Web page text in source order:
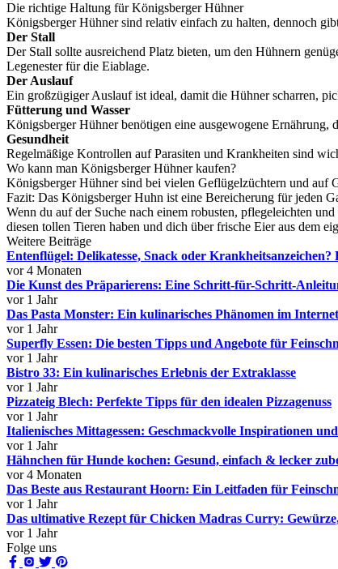
Die richtige Haltung für Königsberger Hühner
Königsberger Hühner sind relativ einfach zu halten, dennoch
Der Stall
Der Stall sollte ausreichend Platz bieten, um den Hühnern
Legenester für die Eiablage.
Der Auslauf
Ein großzügiger Auslauf ist ideal, damit die Hühner scharren,
Fütterung und Wasser
Königsberger Hühner benötigen eine ausgewogene Ernährung,
Gesundheit
Regelmäßige Kontrollen auf Parasiten und Krankheiten sind
Wo kann man Königsberger Hühner kaufen?
Königsberger Hühner sind bei vielen Geflügelzüchtern und auf
Fazit: Das Königsberger Huhn ist eine Bereicherung für jeden
Wenn du auf der Suche nach einem robusten, pflegeleichten
diesen tollen Tieren haben und dich über frische Eier aus dem
Weitere Beiträge
Entenflügel: Delikatesse, Snack oder Krankheitsanzeichen?
vor 4 Monaten
Die Kunst des Präparierens: Eine Schritt-für-Schritt-
vor 1 Jahr
Das Pasta Monster: Ein kulinarisches Phänomen im Internet
vor 1 Jahr
Superfly Essen: Die besten Tipps und Angebote für
vor 1 Jahr
Bistro 33: Ein kulinarisches Erlebnis der Extraklasse
vor 1 Jahr
Pizzateig Blech: Perfekte Tipps für den idealen Pizzagenuss
vor 1 Jahr
Italienisches Mittagessen: Geschmackvolle Inspirationen
vor 1 Jahr
Hähnchen für Hunde kochen: Gesund, einfach & lecker
vor 4 Monaten
Das Beste aus Restaurant Hoorn: Ein Leitfaden für
vor 1 Jahr
Das ultimative Rezept für Chicken Madras Curry:
vor 1 Jahr
Folge uns